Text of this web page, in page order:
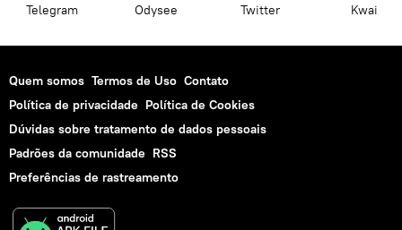
Telegram Odysee Twitter Kwai
Quem somos Termos de Uso Contato
Política de privacidade Política de Cookies
Dúvidas sobre tratamento de dados pessoais
Padrões da comunidade RSS
Preferências de rastreamento